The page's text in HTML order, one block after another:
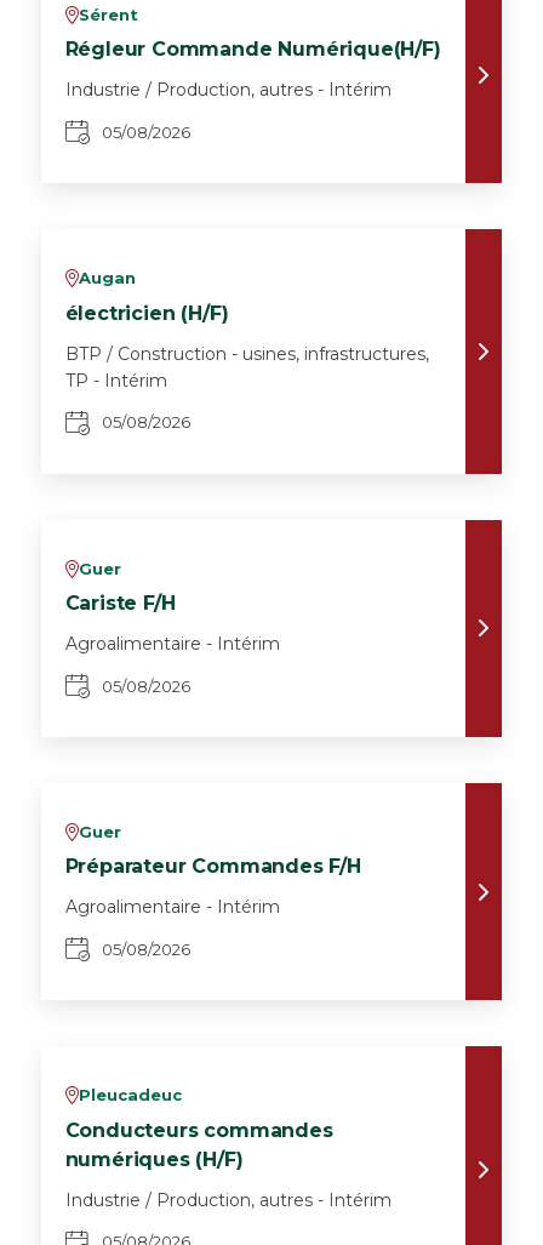
vSérent
Régleur Commande Numérique(H/F)
Industrie / Production, autres - Intérim
05/08/2026
vAugan
électricien (H/F)
BTP / Construction - usines, infrastructures,
TP - Intérim
05/08/2026
vGuer
Cariste F/H
Agroalimentaire - Intérim
05/08/2026
vGuer
Préparateur Commandes F/H
Agroalimentaire - Intérim
05/08/2026
vPleucadeuc
Conducteurs commandes
numériques (H/F)
Industrie / Production, autres - Intérim